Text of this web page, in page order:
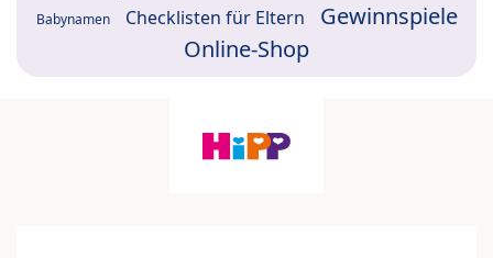
Babynamen Checklisten für Eltern
Gewinnspiele
Online-Shop